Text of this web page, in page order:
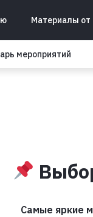
Материалы от
мероприятий
Самые яркие